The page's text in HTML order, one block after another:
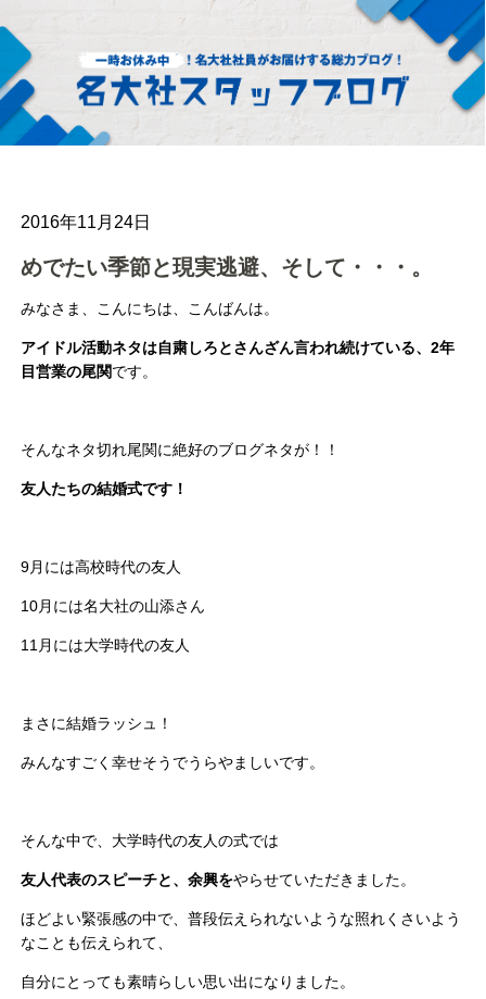
2016年11月24日
めでたい季節と現実逃避、そして・・・。
みなさま、こんにちは、こんばんは。
アイドル活動ネタは自粛しろとさんざん言われ続けている、2年
目営業の尾関です。
そんなネタ切れ尾関に絶好のブログネタが！！
友人たちの結婚式です！
9月には高校時代の友人
10月には名大社の山添さん
11月には大学時代の友人
まさに結婚ラッシュ！
みんなすごく幸せそうでうらやましいです。
そんな中で、大学時代の友人の式では
友人代表のスピーチと、余興をやらせていただきました。
ほどよい緊張感の中で、普段伝えられないような照れくさいよう
なことも伝えられて、
自分にとっても素晴らしい思い出になりました。